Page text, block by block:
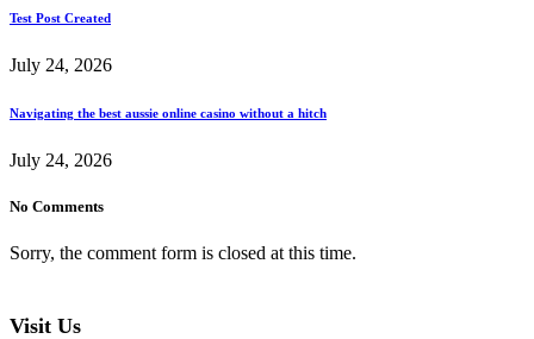
Test Post Created
July 24, 2026
Navigating the best aussie online casino without a hitch
July 24, 2026
No Comments
Sorry, the comment form is closed at this time.
Visit Us